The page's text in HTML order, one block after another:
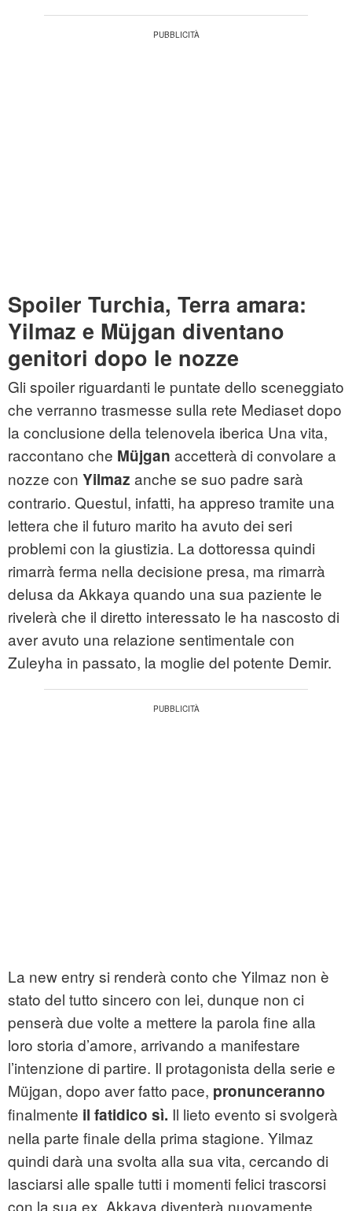
Spoiler Turchia, Terra amara:
Yilmaz e Müjgan diventano
genitori dopo le nozze
Gli spoiler riguardanti le puntate dello sceneggiato
che verranno trasmesse sulla rete Mediaset dopo
la conclusione della telenovela iberica Una vita,
raccontano che Müjgan accetterà di convolare a
nozze con Yilmaz anche se suo padre sarà
contrario. Questul, infatti, ha appreso tramite una
lettera che il futuro marito ha avuto dei seri
problemi con la giustizia. La dottoressa quindi
rimarrà ferma nella decisione presa, ma rimarrà
delusa da Akkaya quando una sua paziente le
rivelerà che il diretto interessato le ha nascosto di
aver avuto una relazione sentimentale con
Zuleyha in passato, la moglie del potente Demir.
La new entry si renderà conto che Yilmaz non è
stato del tutto sincero con lei, dunque non ci
penserà due volte a mettere la parola fine alla
loro storia d’amore, arrivando a manifestare
l’intenzione di partire. Il protagonista della serie e
Müjgan, dopo aver fatto pace, pronunceranno
finalmente il fatidico sì. Il lieto evento si svolgerà
nella parte finale della prima stagione. Yilmaz
quindi darà una svolta alla sua vita, cercando di
lasciarsi alle spalle tutti i momenti felici trascorsi
con la sua ex. Akkaya diventerà nuovamente